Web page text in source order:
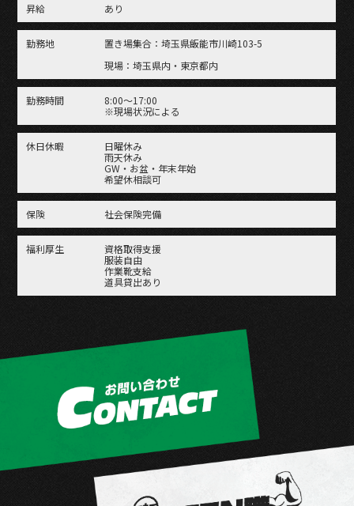
昇給 あり
勤務地
置き場集合：埼玉県飯能市川崎103-5
現場：埼玉県内・東京都内
勤務時間
8:00～17:00
※現場状況による
休日休暇
日曜休み
雨天休み
GW・お盆・年末年始
希望休相談可
保険 社会保険完備
福利厚生
資格取得支援
服装自由
作業靴支給
道具貸出あり